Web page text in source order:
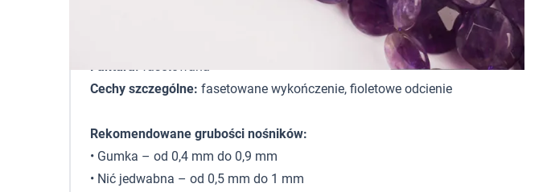
Faktura: fasetowana
Cechy szczególne: fasetowane wykończenie, fioletowe odcienie
Rekomendowane grubości nośników:
• Gumka – od 0,4 mm do 0,9 mm
• Nić jedwabna – od 0,5 mm do 1 mm